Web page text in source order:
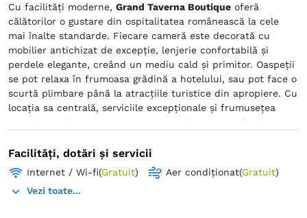
Cu facilități moderne, Grand Taverna Boutique oferă
călătorilor o gustare din ospitalitatea românească la cele
mai înalte standarde. Fiecare cameră este decorată cu
mobilier antichizat de excepție, lenjerie confortabilă și
perdele elegante, creând un mediu cald și primitor. Oaspeții
se pot relaxa în frumoasa grădină a hotelului, sau pot face o
scurtă plimbare până la atracțiile turistice din apropiere. Cu
locația sa centrală, serviciile excepționale și frumusețea
eternă Grand Taverna Boutique este alegerea perfectă
neuitată.
Facilități, dotări și servicii
Internet / Wi-fi(Gratuit) Aer condiționat(Gratuit)
Vezi toate...